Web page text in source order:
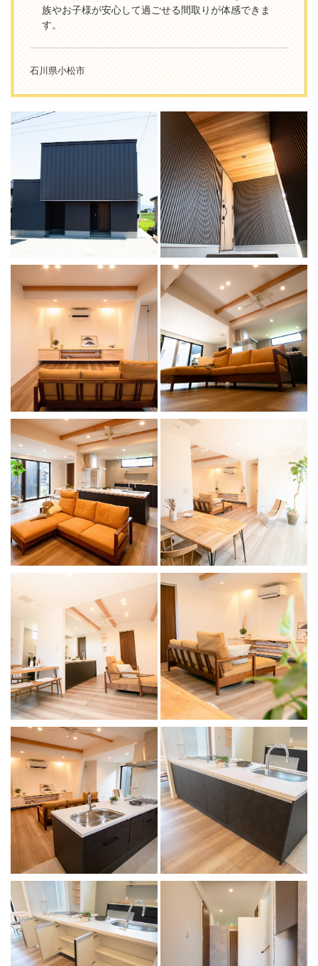
族やお子様が安心して過ごせる間取りが体感できま
す。
...
石川県小松市